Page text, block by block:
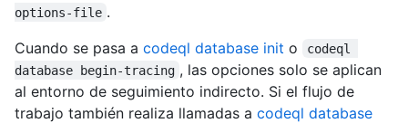
options-file .
Cuando se pasa a codeql database init o
codeql
database begin-tracing , las opciones solo se aplican
al entorno de seguimiento indirecto. Si el flujo de
trabajo también realiza llamadas a codeql database